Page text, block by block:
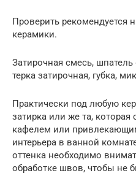
Проверить рекомендуется
керамики.
Затирочная смесь,
терка затирочная, губка,
Практически под любую
затирка или же та, которая
кафелем или
интерьера в ванной
оттенка необходимо
обработке швов, чтобы не